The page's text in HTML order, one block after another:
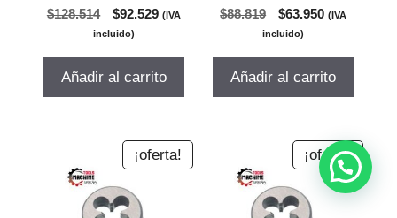
0
d
$128.514
El
precio
era:
$92.529El(IVA
incluido)
Añadir al carrito
0
d
$88.819
El
precio
era:
$63.950El(IVA
incluido)
Añadir al carrito
¡oferta! ¡oferta!